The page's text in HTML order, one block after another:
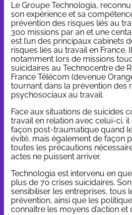
Le Groupe Technologia,
son expérience et sa
prévention des risques liés au
300 missions par an et une
est l’un des principaux cabinets
risques liés au travail en France.
notamment lors de missions
suicidaires au Technocentre de
France Télécom (devenue
tournant dans la prévention des
psychosociaux au travail.
Face aux situations de suicides
travail en relation avec celui-ci, il
façon post-traumatique quand
évité, mais également de façon
toutes les précautions
actes ne puissent arriver.
Technologia est intervenu en
plus de 70 crises suicidaires.
sensibiliser les entreprises, tous
prévention, ainsi que les
connaître les moyens d’action et